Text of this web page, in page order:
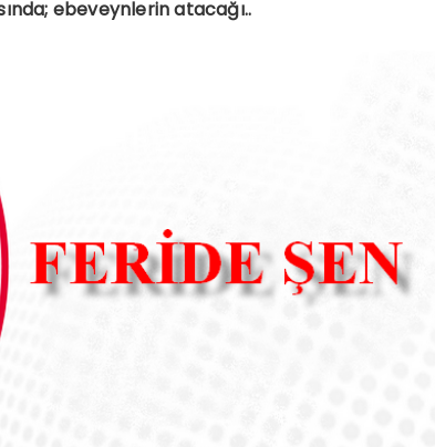
ebeveynlerin atacağı..